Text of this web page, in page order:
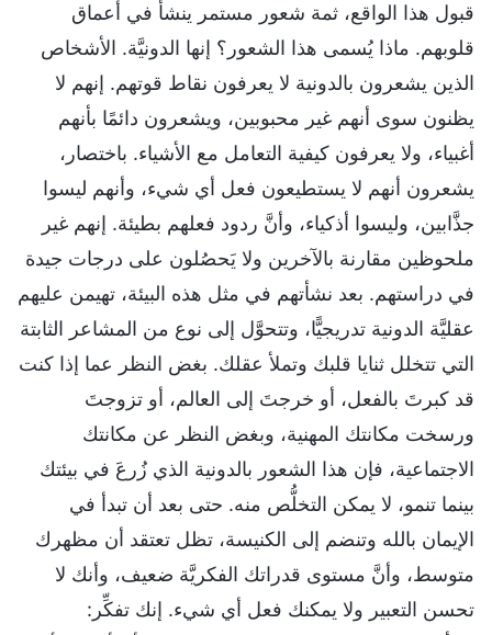
قبول هذا الواقع، ثمة شعور مستمر ينشأ في أعماق
قلوبهم. ماذا يُسمى هذا الشعور؟ إنها الدونيَّة. الأشخاص
الذين يشعرون بالدونية لا يعرفون نقاط قوتهم. إنهم لا
يظنون سوى أنهم غير محبوبين، ويشعرون دائمًا بأنهم
أغبياء، ولا يعرفون كيفية التعامل مع الأشياء. باختصار،
يشعرون أنهم لا يستطيعون فعل أي شيء، وأنهم ليسوا
جذَّابين، وليسوا أذكياء، وأنَّ ردود فعلهم بطيئة. إنهم غير
ملحوظين مقارنة بالآخرين ولا يَحصُلون على درجات جيدة
في دراستهم. بعد نشأتهم في مثل هذه البيئة، تهيمن عليهم
عقليَّة الدونية تدريجيًّا، وتتحوَّل إلى نوع من المشاعر الثابتة
التي تتخلل ثنايا قلبك وتملأ عقلك. بغض النظر عما إذا كنت
قد كبرتَ بالفعل، أو خرجتَ إلى العالم، أو تزوجتَ
ورسخت مكانتك المهنية، وبغض النظر عن مكانتك
الاجتماعية، فإن هذا الشعور بالدونية الذي زُرعَ في بيئتك
بينما تنمو، لا يمكن التخلُّص منه. حتى بعد أن تبدأ في
الإيمان بالله وتنضم إلى الكنيسة، تظل تعتقد أن مظهرك
متوسط، وأنَّ مستوى قدراتك الفكريَّة ضعيف، وأنك لا
تحسن التعبير ولا يمكنك فعل أي شيء. إنك تفكِّر: